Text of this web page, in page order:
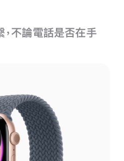
，不論電話是否在手